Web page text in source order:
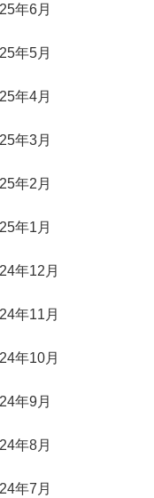
年6月
年5月
年4月
年3月
年2月
年1月
年12月
年11月
年10月
年9月
年8月
年7月